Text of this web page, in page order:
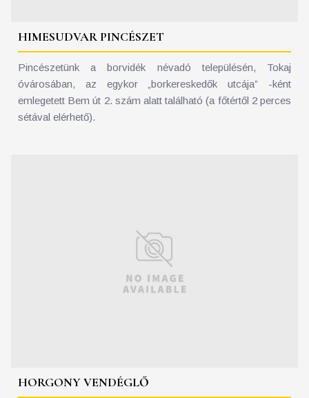
HIMESUDVAR PINCÉSZET
Pincészetünk a borvidék névadó településén, Tokaj
óvárosában, az egykor „borkereskedők utcája” -ként
emlegetett Bem út 2. szám alatt található (a főtértől 2 perces
sétával elérhető).
HORGONY VENDÉGLŐ